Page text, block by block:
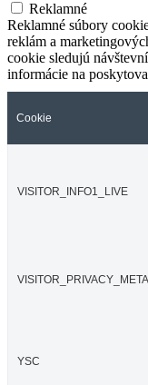
Reklamné
Reklamné súbory
reklám a
cookie sledujú
informácie na
Cookie
VISITOR_INFO1_LIVE
YSC